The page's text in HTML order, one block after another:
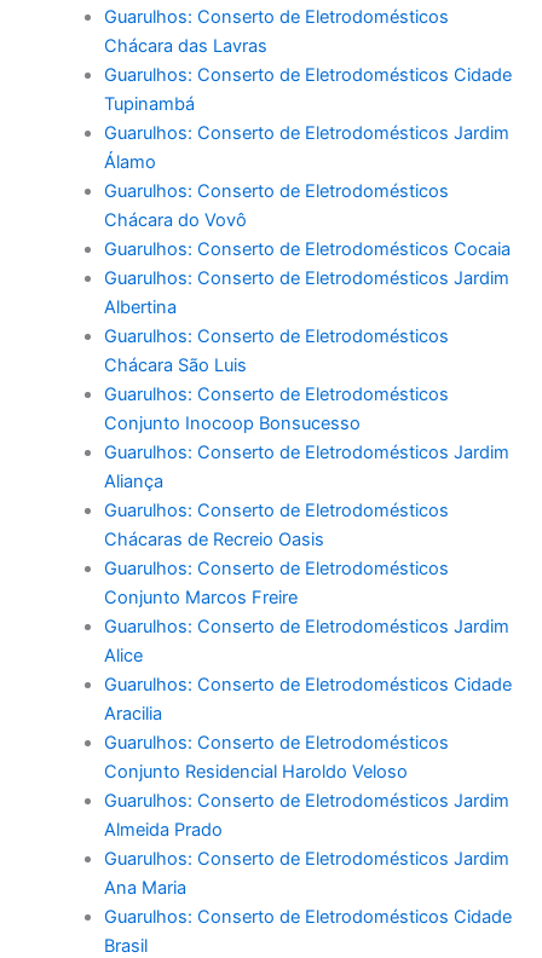
Guarulhos: Conserto de Eletrodomésticos
Chácara das Lavras
Guarulhos: Conserto de Eletrodomésticos Cidade
Tupinambá
Guarulhos: Conserto de Eletrodomésticos Jardim
Álamo
Guarulhos: Conserto de Eletrodomésticos
Chácara do Vovô
Guarulhos: Conserto de Eletrodomésticos Cocaia
Guarulhos: Conserto de Eletrodomésticos Jardim
Albertina
Guarulhos: Conserto de Eletrodomésticos
Chácara São Luis
Guarulhos: Conserto de Eletrodomésticos
Conjunto Inocoop Bonsucesso
Guarulhos: Conserto de Eletrodomésticos Jardim
Aliança
Guarulhos: Conserto de Eletrodomésticos
Chácaras de Recreio Oasis
Guarulhos: Conserto de Eletrodomésticos
Conjunto Marcos Freire
Guarulhos: Conserto de Eletrodomésticos Jardim
Alice
Guarulhos: Conserto de Eletrodomésticos Cidade
Aracilia
Guarulhos: Conserto de Eletrodomésticos
Conjunto Residencial Haroldo Veloso
Guarulhos: Conserto de Eletrodomésticos Jardim
Almeida Prado
Guarulhos: Conserto de Eletrodomésticos Jardim
Ana Maria
Guarulhos: Conserto de Eletrodomésticos Cidade
Brasil